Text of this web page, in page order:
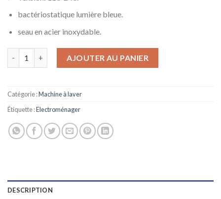
bactériostatique lumière bleue.
seau en acier inoxydable.
AJOUTER AU PANIER
Catégorie :Machine à laver
Étiquette :Electroménager
DESCRIPTION